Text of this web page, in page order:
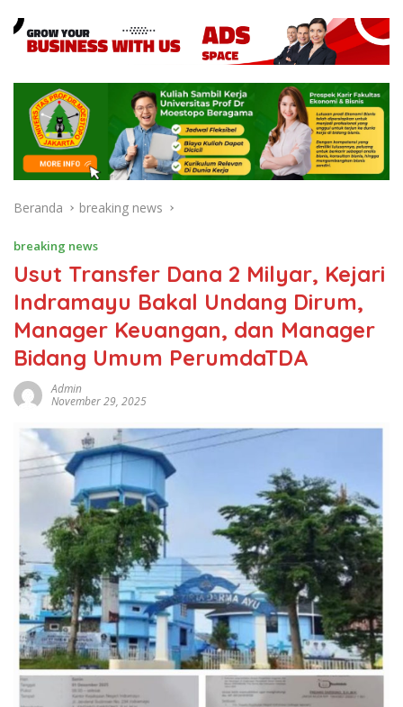
Beranda breaking news
breaking news
Usut Transfer Dana 2 Milyar, Kejari
Indramayu Bakal Undang Dirum,
Manager Keuangan, dan Manager
Bidang Umum PerumdaTDA
Admin
November 29, 2025